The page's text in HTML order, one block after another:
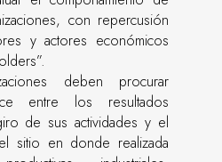
con repercusión
y actores económicos
deben procurar
entre los resultados
de sus actividades y el
sitio en donde realizada